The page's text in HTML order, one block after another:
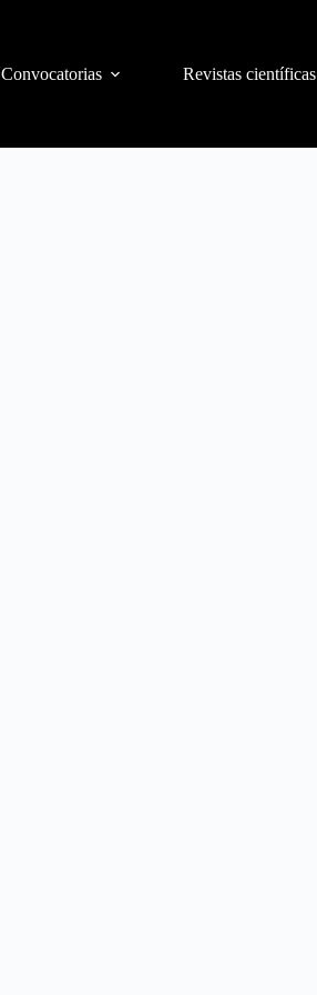
Convocatorias Revistas científicas